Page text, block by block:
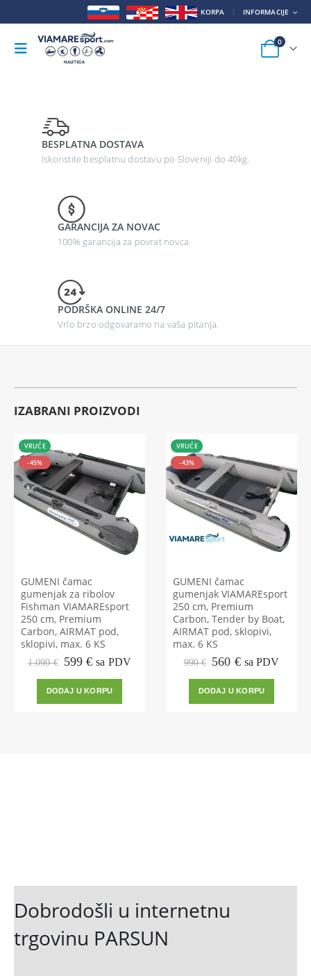
KORPA INFORMACIJE
0
BESPLATNA DOSTAVA
Iskoristite besplatnu dostavu po Sloveniji do 40kg.
GARANCIJA ZA NOVAC
100% garancija za povrat novca
PODRŠKA ONLINE 24/7
Vrlo brzo odgovaramo na vaša pitanja.
IZABRANI PROIZVODI
VRUĆE
-45%
GUMENI čamac
gumenjak za ribolov
Fishman VIAMAREsport
250 cm, Premium
Carbon, AIRMAT pod,
sklopivi, max. 6 KS
1.090€ Izvorna
bila
je:
599€Trenutna
je:
599 €.
sa PDV
DODAJ U KORPU
VRUĆE
-43%
GUMENI čamac
gumenjak VIAMAREsport
250 cm, Premium
Carbon, Tender by Boat,
AIRMAT pod, sklopivi,
max. 6 KS
990€ Izvorna
bila
je:
560 €Trenutna
je:
560 €.
sa PDV
DODAJ U KORPU
Dobrodošli u internetnu
trgovinu PARSUN